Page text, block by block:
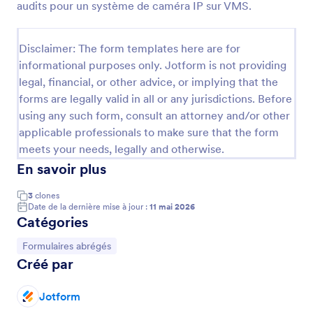
audits pour un système de caméra IP sur VMS.
Disclaimer: The form templates here are for
informational purposes only. Jotform is not providing
legal, financial, or other advice, or implying that the
forms are legally valid in all or any jurisdictions. Before
using any such form, consult an attorney and/or other
applicable professionals to make sure that the form
meets your needs, legally and otherwise.
En savoir plus
3 clones
Date de la dernière mise à jour : 11 mai 2026
Catégories
Accéder à la catégorie :
Formulaires abrégés
Créé par
Jotform
prévoit-il de faire après avoir terminé après le BAC ?
télécharger leur photo.
Prévisualiser